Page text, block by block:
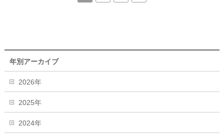
年別アーカイブ
2026年
2025年
2024年